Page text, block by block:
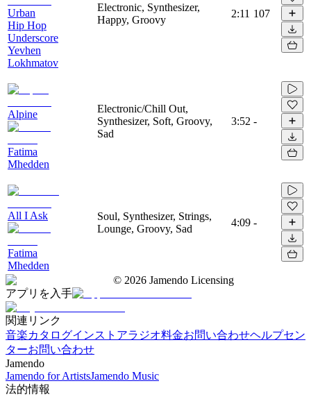
Urban
Hip Hop
Underscore
Yevhen
Lokhmatov
Electronic, Synthesizer,
Happy, Groovy
2:11 107
Alpine
Fatima
Mhedden
Electronic/Chill Out,
Synthesizer, Soft, Groovy,
Sad
3:52 -
All I Ask
Fatima
Mhedden
Soul, Synthesizer, Strings,
Lounge, Groovy, Sad
4:09 -
© 2026 Jamendo Licensing
アプリを入手
関連リンク
音楽カタログインストアラジオ料金お問い合わせヘルプセン
ターお問い合わせ
Jamendo
Jamendo for ArtistsJamendo Music
法的情報